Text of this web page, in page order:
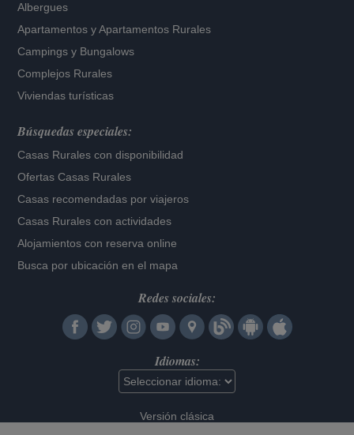
Albergues
Apartamentos yApartamentos Rurales
Campings y Bungalows
Complejos Rurales
Viviendas turísticas
Búsquedas especiales:
Casas Rurales con disponibilidad
Ofertas Casas Rurales
Casas recomendadas por viajeros
Casas Rurales con actividades
Alojamientos con reserva online
Busca por ubicación en el mapa
Redes sociales:
Idiomas:
Versión clásica